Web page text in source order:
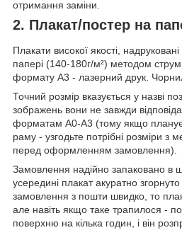
отримання заміни.
2. Плакат/постер на
Плакати високої якості,
папері (140-180г/м²) методом
формату А3 - лазерний друк.
Точний розмір вказується у назві
зображень вони не завжди
форматам А0-А3 (тому якщо
раму - узгодьте потрібні розміри з
перед оформленням замовлення).
Замовлення надійно запаковано в
усередині плакат акуратно
замовлення з пошти швидко, то
але навіть якщо таке трапилося -
поверхню на кілька годин, і він